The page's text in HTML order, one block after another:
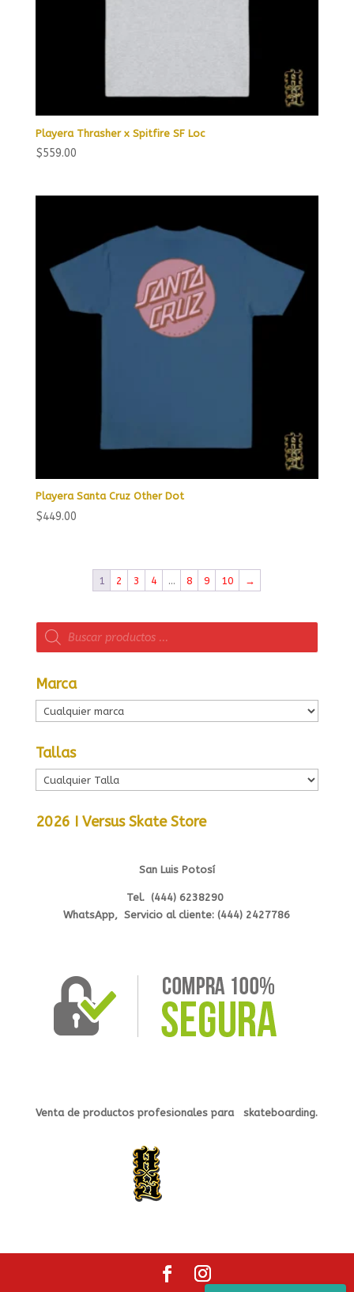
Playera Thrasher x Spitfire SF Loc
$559.00
Playera Santa Cruz Other Dot
$449.00
1 2 3 4 … 8 9 10 →
Búsqueda
de
productos
Marca
Tallas
2026 I Versus Skate Store
San Luis Potosí
Tel. (444) 6238290
WhatsApp, Servicio al cliente: (444) 2427786
Venta de productos profesionalespara skateboarding.